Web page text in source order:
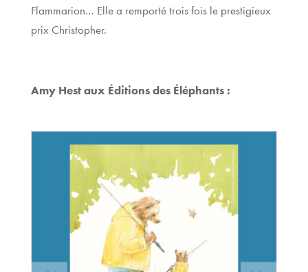
Flammarion… Elle a remporté trois fois le prestigieux
prix Christopher.
Amy Hest aux Éditions des Éléphants :